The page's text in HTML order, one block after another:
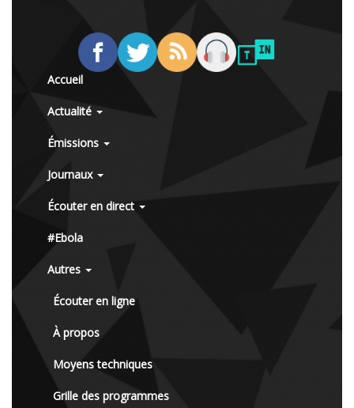
Accueil
Actualité
Émissions
Journaux
Écouter en direct
#Ebola
Autres
Écouter en ligne
À propos
Moyens techniques
Grille des programmes